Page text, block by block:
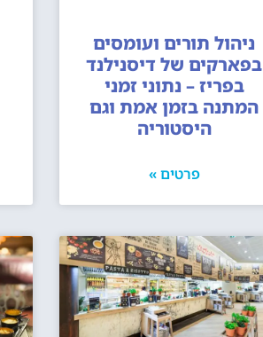
ניהול תורים ועומסים
בפארקים של דיסנילנד
בפריז – נתוני זמני
המתנה בזמן אמת וגם
היסטוריה
פרטים »